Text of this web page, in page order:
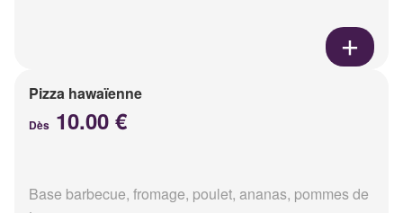
Pizza hawaïenne
Dès 10.00 €
Base barbecue, fromage, poulet, ananas, pommes de